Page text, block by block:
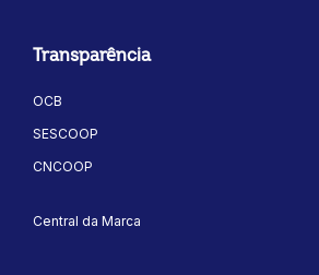
Transparência
OCB
SESCOOP
CNCOOP
Central da Marca